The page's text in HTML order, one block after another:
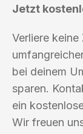
Jetzt
Verliere
bei deinem
sparen.
ein
Wir freuen